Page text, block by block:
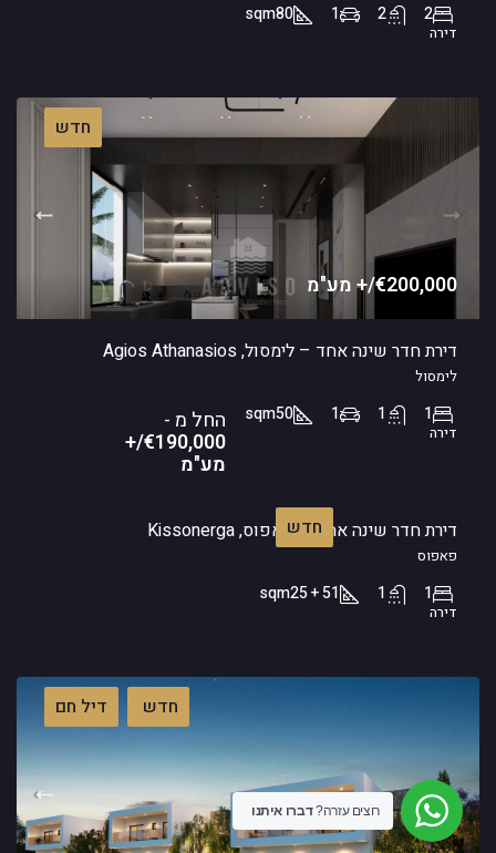
2
2
1
80
sqm
דירה
חדש
€200,000/+ מע"מ
דירת חדר שינה אחד – לימסול, Agios Athanasios
לימסול
1
1
1
50
sqm
דירה
חדש
החל מ -
€190,000/+
מע"מ
דירת חדר שינה אחד – פאפוס, Kissonerga
פאפוס
1
1
51 + 25
sqm
דירה
חדש דיל חם
רוצים עזרה?דברו איתנו